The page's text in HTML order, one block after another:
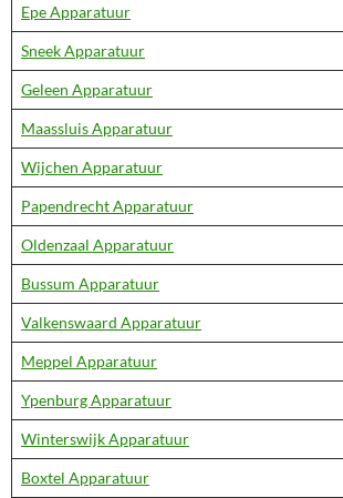
Epe Apparatuur
Sneek Apparatuur
Geleen Apparatuur
Maassluis Apparatuur
Wijchen Apparatuur
Papendrecht Apparatuur
Oldenzaal Apparatuur
Bussum Apparatuur
Valkenswaard Apparatuur
Meppel Apparatuur
Ypenburg Apparatuur
Winterswijk Apparatuur
Boxtel Apparatuur